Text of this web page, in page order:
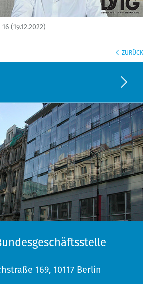
(19.12.2022)
ZURÜCK
169, 10117 Berlin